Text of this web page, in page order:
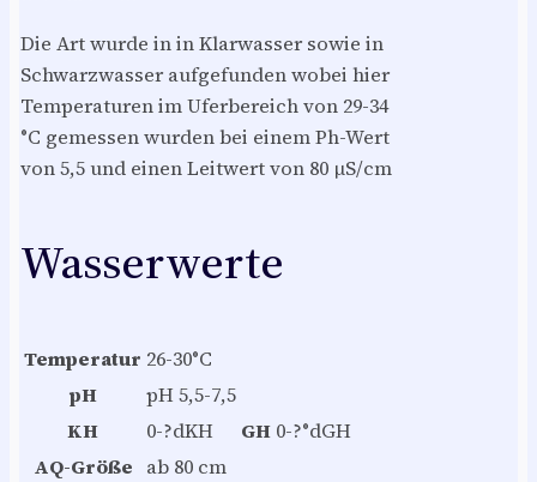
Die Art wurde in in Klarwasser sowie in
Schwarzwasser aufgefunden wobei hier
Temperaturen im Uferbereich von 29-34
°C gemessen wurden bei einem Ph-Wert
von 5,5 und einen Leitwert von 80 µS/cm
Wasserwerte
Temperatur 26-30°C
pH
pH 5,5-7,5
KH
0-?dKH GH 0-?°dGH
AQ-Größe ab 80 cm